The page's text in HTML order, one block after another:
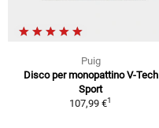
Puig
Disco per monopattino V-Tech
Sport
107,99 €1